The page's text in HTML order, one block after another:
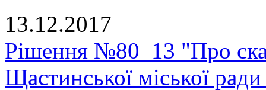
13.12.2017
Рішення №80_13 "Про
Щастинської міської